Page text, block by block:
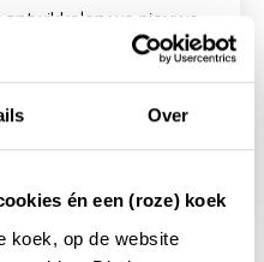
Over
én een (roze) koek
koek, op de website
we nieuwe
voor bloedziektes
voor is. Wat we
van levensbelang.